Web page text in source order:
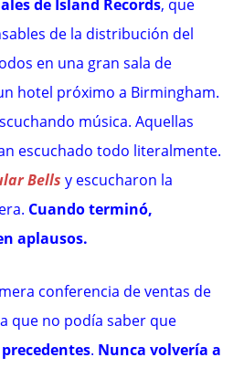
de Island Records, que
de la distribución del
en una gran sala de
hotel próximo a Birmingham.
música. Aquellas
escuchado todo literalmente.
Bells y escucharon la
Cuando terminó,
aplausos.
conferencia de ventas de
que no podía saber que
. Nunca volvería a